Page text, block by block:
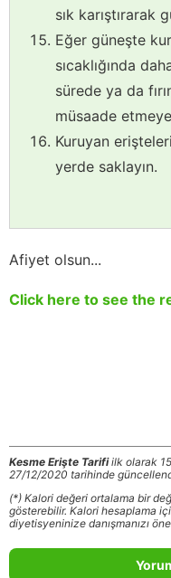
sık karıştırarak
Eğer güneşte
sıcaklığında
sürede ya da
müsaade
Kuruyan
yerde saklayın.
Afiyet olsun...
Click here to see the
Kesme Erişte Tarifiilk olarak
27/12/2020 tarihinde
(*) Kalori değeri ortalama bir
gösterebilir. Kalori hesaplama
diyetisyeninize danışmanızı